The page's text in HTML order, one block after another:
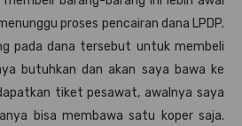
proses pencairan dana LPDP.
pada dana tersebut untuk membeli
butuhkan dan akan saya bawa ke
tiket pesawat, awalnya saya
bisa membawa satu koper saja.